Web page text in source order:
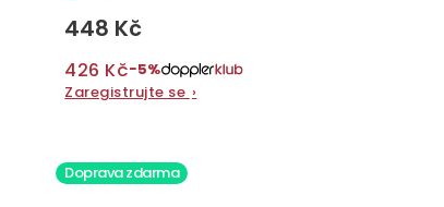
448 Kč
426 Kč−5%
Zaregistrujte se ›
Doprava zdarma